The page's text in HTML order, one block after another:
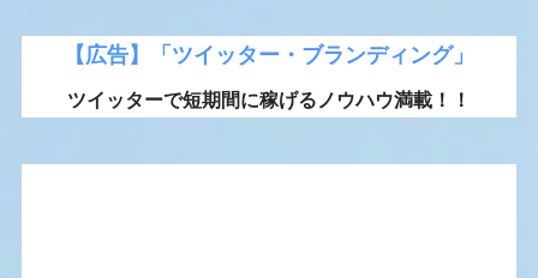
【広告】「ツイッター・ブランディング」
ツイッターで短期間に稼げるノウハウ満載！！